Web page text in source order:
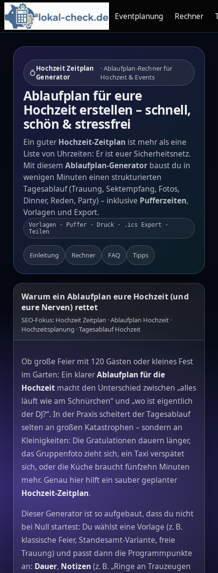
Eventplanung Rechner
💍Hochzeit Zeitplan
Generator
· Ablaufplan‑Rechner für
Hochzeit & Events
Ablaufplan für eure
Hochzeit erstellen – schnell,
schön & stressfrei
Ein guter Hochzeit‑Zeitplan ist mehr als eine
Liste von Uhrzeiten: Er ist euer Sicherheitsnetz.
Mit diesem Ablaufplan‑Generatorbaust du in
wenigen Minuten einen strukturierten
Tagesablauf (Trauung, Sektempfang, Fotos,
Dinner, Reden, Party) – inklusive Pufferzeiten,
Vorlagen und Export.
Vorlagen · Puffer · Druck · .ics Export ·
Teilen
Einleitung Rechner FAQ Tipps
Warum ein Ablaufplan eure Hochzeit (und
eure Nerven) rettet
SEO‑Fokus: Hochzeit Zeitplan · Ablaufplan Hochzeit ·
Hochzeitsplanung · Tagesablauf Hochzeit
Ob große Feier mit 120 Gästen oder kleines Fest
im Garten: Ein klarerAblaufplan für die
Hochzeitmacht den Unterschied zwischen „alles
läuft wie am Schnürchen“ und „wo ist eigentlich
der DJ?“. In der Praxis scheitert der Tagesablauf
selten an großen Katastrophen – sondern an
Kleinigkeiten: Die Gratulationen dauern länger,
das Gruppenfoto zieht sich, ein Taxi verspätet
sich, oder die Küche braucht fünfzehn Minuten
mehr. Genau hier hilft ein sauber geplanter
Hochzeit‑Zeitplan.
Dieser Generator ist so aufgebaut, dass du nicht
bei Null startest: Du wählst eine Vorlage (z. B.
klassische Feier, Standesamt‑Variante, freie
Trauung) und passt dann die Programmpunkte
an: Dauer, Notizen (z. B. „Ringe an Trauzeugen